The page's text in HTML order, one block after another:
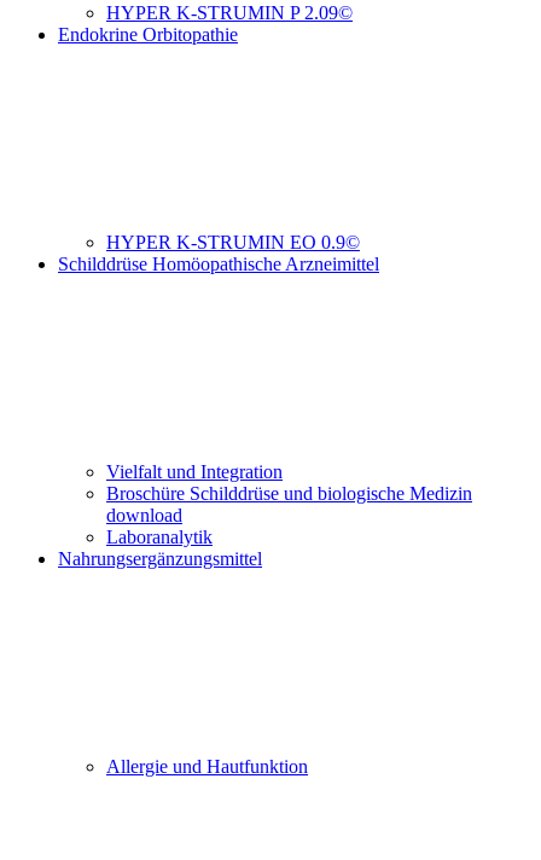
HYPER K-STRUMIN P 2.09©
Endokrine Orbitopathie
HYPER K-STRUMIN EO 0.9©
Schilddrüse Homöopathische Arzneimittel
Vielfalt und Integration
Broschüre Schilddrüse und biologische Medizin
download
Laboranalytik
Nahrungsergänzungsmittel
Allergie und Hautfunktion